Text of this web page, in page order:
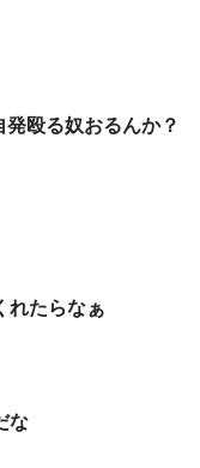
殴る奴おるんか？
れたらなぁ
な